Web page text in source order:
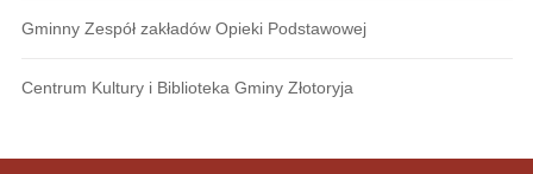
Gminny Zespół zakładów Opieki Podstawowej
Centrum Kultury i Biblioteka Gminy Złotoryja